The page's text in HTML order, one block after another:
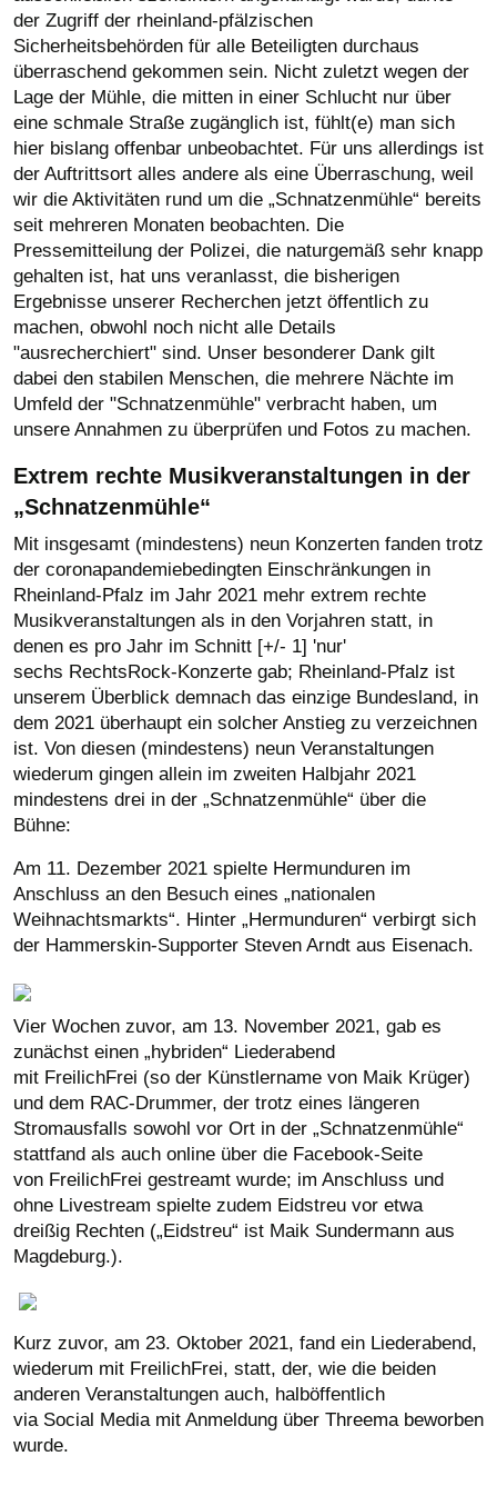
der Zugriff der rheinland-pfälzischen
Sicherheitsbehörden für alle Beteiligten durchaus
überraschend gekommen sein. Nicht zuletzt wegen der
Lage der Mühle, die mitten in einer Schlucht nur über
eine schmale Straße zugänglich ist, fühlt(e) man sich
hier bislang offenbar unbeobachtet. Für uns allerdings ist
der Auftrittsort alles andere als eine Überraschung, weil
wir die Aktivitäten rund um die „Schnatzenmühle“ bereits
seit mehreren Monaten beobachten. Die
Pressemitteilung der Polizei, die naturgemäß sehr knapp
gehalten ist, hat uns veranlasst, die bisherigen
Ergebnisse unserer Recherchen jetzt öffentlich zu
machen, obwohl noch nicht alle Details
"ausrecherchiert" sind. Unser besonderer Dank gilt
dabei den stabilen Menschen, die mehrere Nächte im
Umfeld der "Schnatzenmühle" verbracht haben, um
unsere Annahmen zu überprüfen und Fotos zu machen.
Extrem rechte Musikveranstaltungen in der
„Schnatzenmühle“
Mit insgesamt (mindestens) neun Konzerten fanden trotz
der coronapandemiebedingten Einschränkungen in
Rheinland-Pfalz im Jahr 2021 mehr extrem rechte
Musikveranstaltungen als in den Vorjahren statt, in
denen es pro Jahr im Schnitt [+/- 1] 'nur'
sechs RechtsRock-Konzerte gab; Rheinland-Pfalz ist
unserem Überblick demnach das einzige Bundesland, in
dem 2021 überhaupt ein solcher Anstieg zu verzeichnen
ist. Von diesen (mindestens) neun Veranstaltungen
wiederum gingen allein im zweiten Halbjahr 2021
mindestens drei in der „Schnatzenmühle“ über die
Bühne:
Am 11. Dezember 2021 spielte Hermunduren im
Anschluss an den Besuch eines „nationalen
Weihnachtsmarkts“. Hinter „Hermunduren“ verbirgt sich
der Hammerskin-Supporter Steven Arndt aus Eisenach.
Vier Wochen zuvor, am 13. November 2021, gab es
zunächst einen „hybriden“ Liederabend
mit FreilichFrei (so der Künstlername von Maik Krüger)
und dem RAC-Drummer, der trotz eines längeren
Stromausfalls sowohl vor Ort in der „Schnatzenmühle“
stattfand als auch online über die Facebook-Seite
von FreilichFrei gestreamt wurde; im Anschluss und
ohne Livestream spielte zudem Eidstreu vor etwa
dreißig Rechten („Eidstreu“ ist Maik Sundermann aus
Magdeburg.).
Kurz zuvor, am 23. Oktober 2021, fand ein Liederabend,
wiederum mit FreilichFrei, statt, der, wie die beiden
anderen Veranstaltungen auch, halböffentlich
via Social Media mit Anmeldung über Threema beworben
wurde.